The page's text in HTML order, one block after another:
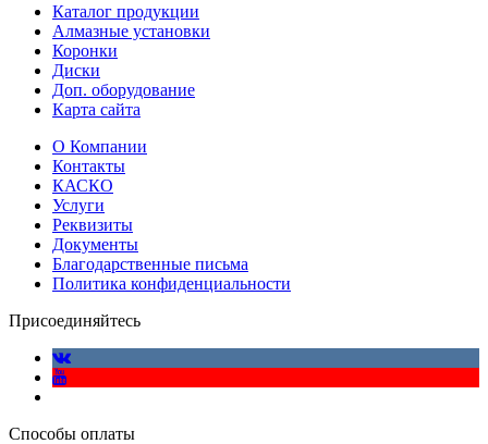
Каталог продукции
Алмазные установки
Коронки
Диски
Доп. оборудование
Карта сайта
О Компании
Контакты
КАСКО
Услуги
Реквизиты
Документы
Благодарственные письма
Политика конфиденциальности
Присоединяйтесь
Способы оплаты